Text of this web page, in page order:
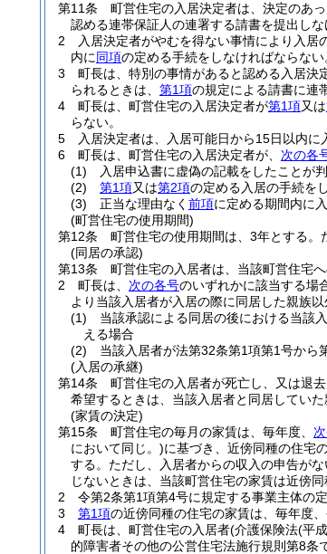
第11条
町営住宅の入居決定者は、決定のあ
認める連帯保証人の連署する請書を提出しな
2
入居決定者がやむを得ない事情により入居
内に同項の定める手続をしなければならない
3
町長は、特別の事情があると認める入居決
られるときは、 第1項の規定による請書に連
4
町長は、町営住宅の入居決定者が第1項又は
らない。
5
入居決定者は、入居可能日から15日以内に
6
町長は、町営住宅の入居決定者が、 次の各
(1)
入居申込書に虚偽の記載をしたことが判
(2)
第1項又は第2項の定める入居の手続を
(3)
正当な理由なく 前項に定める期間内に
(町営住宅の使用期間)
第12条
町営住宅の使用期間は、3年とする。
(同居の承認)
第13条
町営住宅の入居者は、当該町営住宅
2
町長は、 次の各号のいずれかに該当する場
より当該入居者が入居の際に同居した親族
(1)
当該承認による同居の後における当該
える場合
(2)
当該入居者が法第32条第1項第1号から
(入居の承継)
第14条
町営住宅の入居者が死亡し、又は退
希望するときは、当該入居者と同居してい
(家賃の決定)
第15条
町営住宅の毎月の家賃は、毎年度、
において同じ。)に基づき、近傍同種の住宅
する。 ただし、入居者からの収入の申告がな
じないときは、当該町営住宅の家賃は近傍同
2
令第2条第1項第4号に規定する事業主体の
3
第1項の近傍同種の住宅の家賃は、毎年度
4
町長は、町営住宅の入居者(介護保険法(平
的障害者その他の公営住宅法施行規則第8条